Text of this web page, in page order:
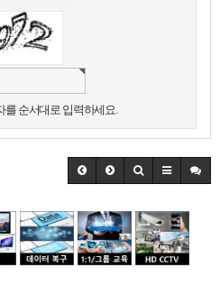
를 순서대로 입력하세요.